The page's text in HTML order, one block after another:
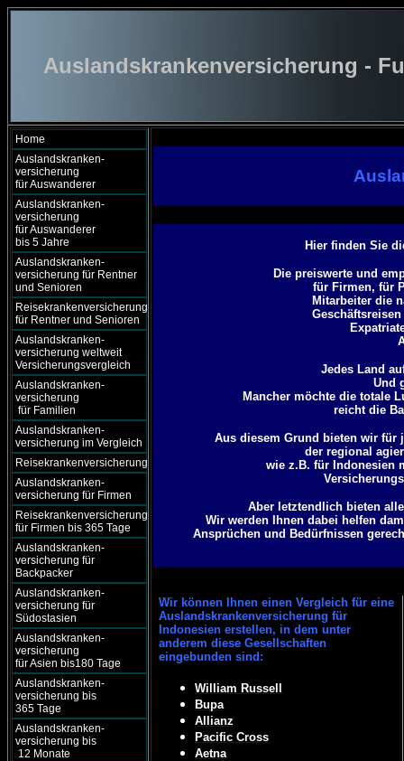
Auslandskrankenversicherung -
Home
Auslandskranken-
versicherung
für Auswanderer
Auslandskranken-
versicherung
für Auswanderer
bis 5 Jahre
Auslandskranken-
versicherung für Rentner
und Senioren
Reisekrankenversicherung
für Rentner und Senioren
Auslandskranken-
versicherung weltweit
Versicherungsvergleich
Auslandskranken-
versicherung
für Familien
Auslandskranken-
versicherung im Vergleich
Reisekrankenversicherung
Auslandskranken-
versicherung für Firmen
Reisekrankenversicherung
für Firmen bis 365 Tage
Auslandskranken-
versicherung für
Backpacker
Auslandskranken-
versicherung für
Südostasien
Auslandskranken-
versicherung
für Asien bis180 Tage
Auslandskranken-
versicherung bis
365 Tage
Auslandskranken-
versicherung bis
12 Monate
Hier finden Sie
Die preiswerte und
für Firmen, für
Mitarbeiter die
Jedes Land
Und
Mancher möchte die totale
reicht die
Aus diesem Grund bieten wir für
der regional
wie z.B. für Indonesien
Aber letztendlich bieten
Wir werden Ihnen dabei helfen
Ansprüchen und Bedürfnissen
Wir können Ihnen einen Vergleich für eine
Auslandskrankenversicherung für
Indonesien erstellen, in dem unter
anderem diese Gesellschaften
eingebunden sind:
William Russell
Bupa
Allianz
Pacific Cross
Aetna